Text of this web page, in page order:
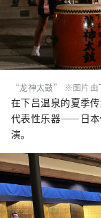
“龙神太鼓” ※图片由
在下吕温泉的夏季
代表性乐器——日本
演。